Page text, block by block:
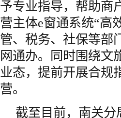
予专业指导，帮助商
营主体e窗通系统“高
管、税务、社保等部
网通办。同时围绕文
业态，提前开展合规
营。
截至目前，南关